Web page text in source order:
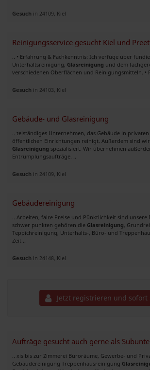
Gesuch in 24109, Kiel
Reinigungsservice gesucht Kiel und
.. • Erfahrung & Fachkenntnis: Ich verfüge über
Unterhaltsreinigung, Glasreinigung und dem
verschiedenen Oberflächen und Reinigungsmitteln. •
Gesuch in 24103, Kiel
Gebäude- und Glasreinigung
.. telständiges Unternehmen, das Gebäude in
öffentlichen Einrichtungen reinigt. Außerdem sind
Glasreinigung spezialisiert. Wir übernehmen
Entrümplungsaufträge. ..
Gesuch in 24109, Kiel
Gebäudereinigung
.. Arbeiten, faire Preise und Pünktlichkeit sind unsere
schwer punkten gehören die Glasreinigung ,
Teppichreinigung, Unterhalts-, Büro- und
Zeit ..
Gesuch in 24148, Kiel
Jetzt registrieren und sofort
Aufträge gesucht auch gerne als
.. xis bis zur Zimmerei Büroräume, Gewerbe- und
Gebäudereinigung Treppenhausreinigung